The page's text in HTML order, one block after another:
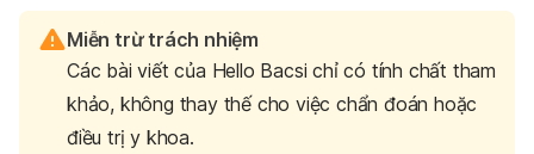
Miễn trừ trách nhiệm
Các bài viết của Hello Bacsi chỉ có tính chất tham
khảo, không thay thế cho việc chẩn đoán hoặc
điều trị y khoa.